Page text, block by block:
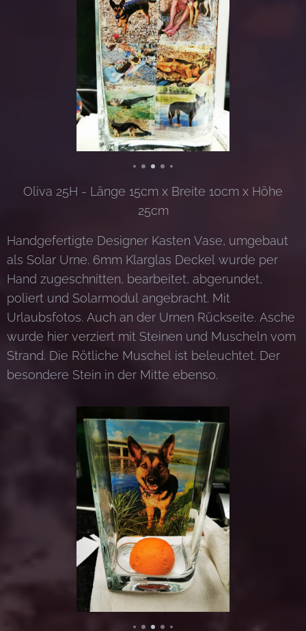
Oliva 25H - Länge 15cm x Breite 10cm x Höhe
25cm
Handgefertigte Designer Kasten Vase, umgebaut
als Solar Urne. 6mm Klarglas Deckel wurde per
Hand zugeschnitten, bearbeitet, abgerundet,
poliert und Solarmodul angebracht. Mit
Urlaubsfotos. Auch an der Urnen Rückseite. Asche
wurde hier verziert mit Steinen und Muscheln vom
Strand. Die Rötliche Muschel ist beleuchtet. Der
besondere Stein in der Mitte ebenso.